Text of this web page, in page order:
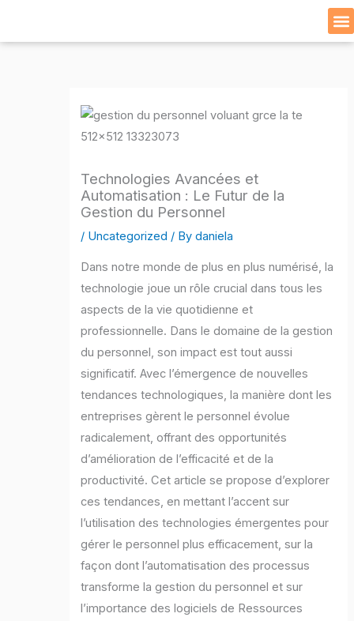
Technologies Avancées et
Automatisation : Le Futur de la
Gestion du Personnel
/ Uncategorized / Bydaniela
Dans notre monde de plus en plus numérisé, la
technologie joue un rôle crucial dans tous les
aspects de la vie quotidienne et
professionnelle. Dans le domaine de la gestion
du personnel, son impact est tout aussi
significatif. Avec l’émergence de nouvelles
tendances technologiques, la manière dont les
entreprises gèrent le personnel évolue
radicalement, offrant des opportunités
d’amélioration de l’efficacité et de la
productivité. Cet article se propose d’explorer
ces tendances, en mettant l’accent sur
l’utilisation des technologies émergentes pour
gérer le personnel plus efficacement, sur la
façon dont l’automatisation des processus
transforme la gestion du personnel et sur
l’importance des logiciels de Ressources